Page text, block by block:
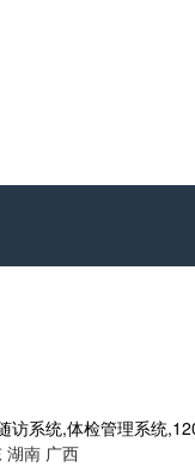
系统,体检管理系统
湖南 广西